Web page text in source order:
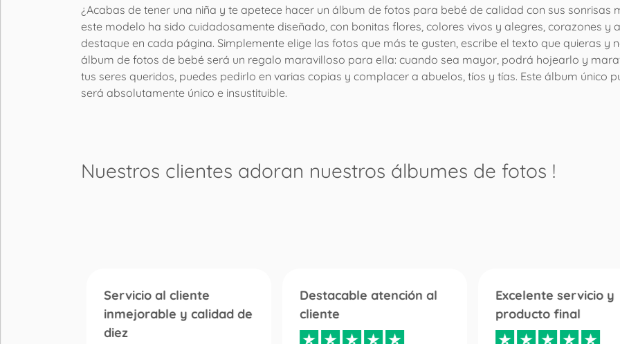
¿Acabas de tener una niña y te apetece hacer un álbum de fotos para bebé de calidad con sus sonrisas
este modelo ha sido cuidadosamente diseñado, con bonitas flores, colores vivos y alegres, corazones y
destaque en cada página. Simplemente elige las fotos que más te gusten, escribe el texto que quieras y
álbum de fotos de bebé será un regalo maravilloso para ella: cuando sea mayor, podrá hojearlo y
tus seres queridos, puedes pedirlo en varias copias y complacer a abuelos, tíos y tías. Este álbum único
será absolutamente único e insustituible.
Nuestros clientes adoran nuestros álbumes de fotos !
Servicio al cliente
inmejorable y calidad de
diez
Destacable atención al
cliente
Excelente servicio y
producto final